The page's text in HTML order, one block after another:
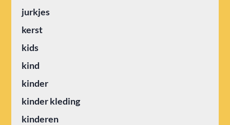
jurkjes
kerst
kids
kind
kinder
kinder kleding
kinderen